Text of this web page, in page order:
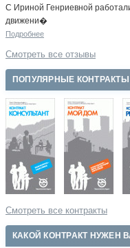
С Ириной Генриевной
движени�
Подробнее
Смотреть все отзывы
ПОПУЛЯРНЫЕ КОНТРАКТЫ
Смотреть все контракты
КАКОЙ КОНТРАКТ НУЖЕН